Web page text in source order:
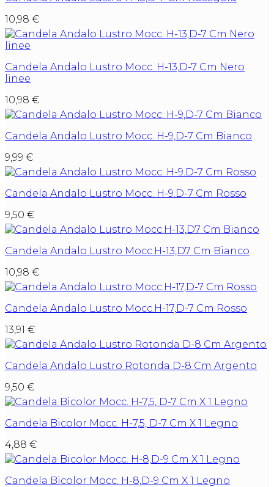
10,98 €
Candela Andalo Lustro Mocc. H-13,D-7 Cm Nero
linee
10,98 €
Candela Andalo Lustro Mocc. H-9,D-7 Cm Bianco
9,99 €
Candela Andalo Lustro Mocc. H-9.D-7 Cm Rosso
9,50 €
Candela Andalo Lustro Mocc.H-13,D7 Cm Bianco
10,98 €
Candela Andalo Lustro Mocc.H-17,D-7 Cm Rosso
13,91 €
Candela Andalo Lustro Rotonda D-8 Cm Argento
9,50 €
Candela Bicolor Mocc. H-7,5, D-7 Cm X 1 Legno
4,88 €
Candela Bicolor Mocc. H-8,D-9 Cm X 1 Legno